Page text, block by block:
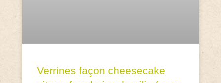
Verrines façon cheesecake